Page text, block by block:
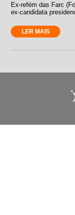
Ex-refém das Farc
ex-candidata
LER MAIS